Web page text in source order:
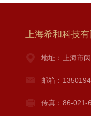
上海希和科技有
地址：上海市
邮箱：
传真：86-021-